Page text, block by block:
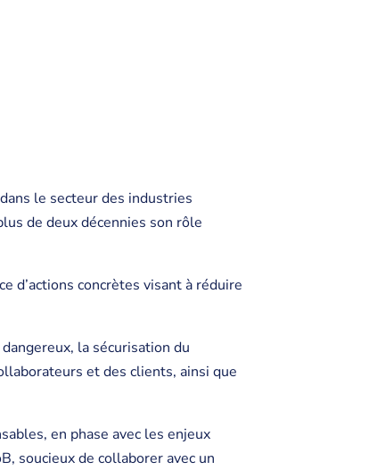
le secteur des industries
de deux décennies son rôle
d’actions concrètes visant à réduire
la sécurisation du
et des clients, ainsi que
en phase avec les enjeux
soucieux de collaborer avec un